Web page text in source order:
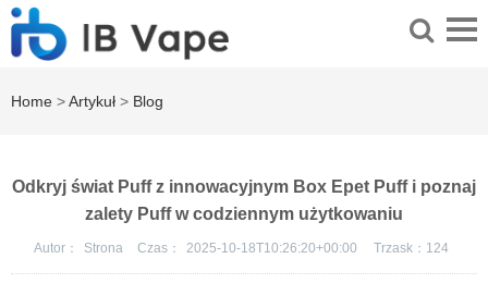
Home >Artykuł > Blog
Odkryj świat Puff z innowacyjnym Box Epet Puff i poznaj
zalety Puff w codziennym użytkowaniu
Autor： Strona Czas： 2025-10-18T10:26:20+00:00 Trzask： 124